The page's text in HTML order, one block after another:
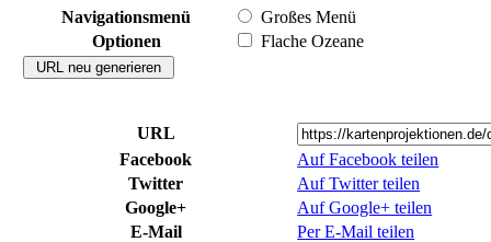
Navigationsmenü
Großes Menü
Optionen
Flache Ozeane
URL
Facebook
Auf Facebook teilen
Twitter
Auf Twitter teilen
Google+
Auf Google+ teilen
E-Mail
Per E-Mail teilen